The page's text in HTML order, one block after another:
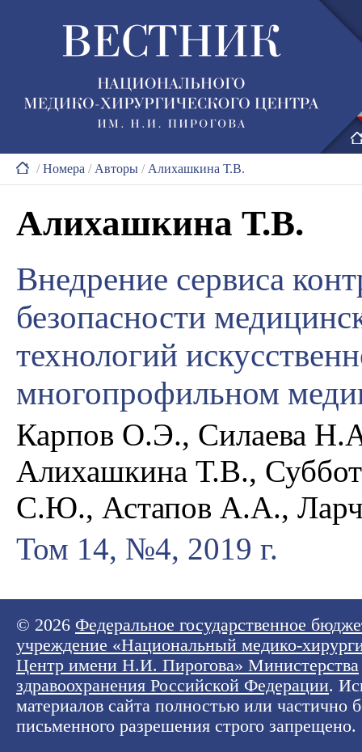
/Номера / Авторы / Алихашкина Т.В.
Алихашкина Т.В.
Внедрение сервиса
безопасности
технологий
многопрофильном
Карпов О.Э., Силаева
Алихашкина Т.В.,
С.Ю., Астапов А.А.,
Том 14, №4, 2019 г.
© 2026 Федеральное государственное
учреждение «Национальный медико-
Центр имени Н.И. Пирогова» Министерства
здравоохранения Российской Федерации.
материалов сайта полностью или частично
письменного разрешения строго запрещено.